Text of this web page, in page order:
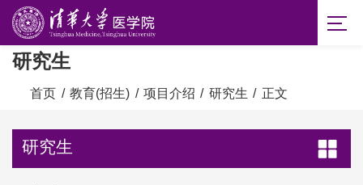
研究生
首页 / 教育(招生) / 项目介绍 / 研究生 / 正文
研究生